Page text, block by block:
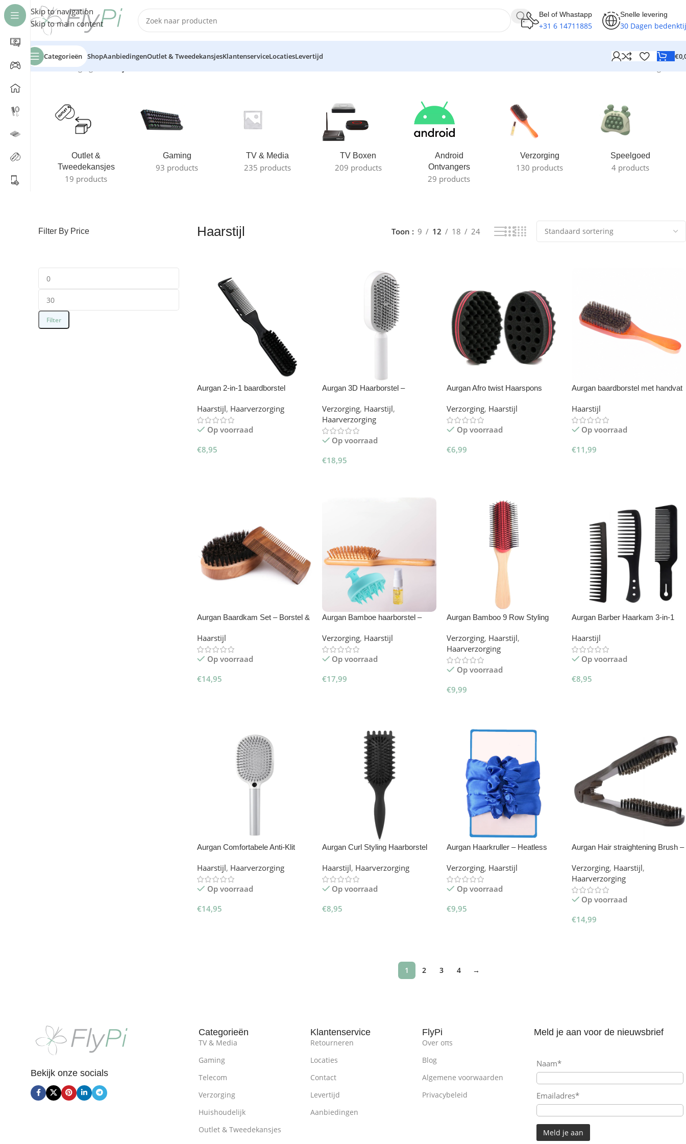
Skip to navigation
Skip to main content
Bel of Whastapp
+31 6 14711885
Snelle levering
30 Dagen
Categorieën ShopAanbiedingenOutlet & TweedekansjesKlantenserviceLocatiesLevertijd €
Home/Verzorging
Outlet &
Tweedekansjes
19 products
Gaming
93 products
TV & Media
235 products
TV Boxen
209 products
Android
Ontvangers
29 products
Verzorging
130 products
Speelgoed
4 products
Filter By Price
Filter
Haarstijl Toon 9 12 18 24
Aurgan 2-in-1 baardborstel
Haarstijl, Haarverzorging
Op voorraad
€8,95
Aurgan 3D Haarborstel –
Verzorging, Haarstijl,
Haarverzorging
Op voorraad
€18,95
Aurgan Afro twist Haarspons
Verzorging, Haarstijl
Op voorraad
€6,99
Aurgan baardborstel met handvat
Haarstijl
Op voorraad
€11,99
Aurgan Baardkam Set – Borstel &
Haarstijl
Op voorraad
€14,95
Aurgan Bamboe haarborstel –
Verzorging, Haarstijl
Op voorraad
€17,99
Aurgan Bamboo 9 Row Styling
Verzorging, Haarstijl,
Haarverzorging
Op voorraad
€9,99
Aurgan Barber Haarkam 3-in-1
Haarstijl
Op voorraad
€8,95
Aurgan Comfortabele Anti-Klit
Haarstijl, Haarverzorging
Op voorraad
€14,95
Aurgan Curl Styling Haarborstel
Haarstijl, Haarverzorging
Op voorraad
€8,95
Aurgan Haarkruller – Heatless
Verzorging, Haarstijl
Op voorraad
€9,95
Aurgan Hair straightening Brush –
Verzorging, Haarstijl,
Haarverzorging
Op voorraad
€14,99
1 2 3 4 →
Bekijk onze socials
Categorieën
TV & Media
Gaming
Telecom
Verzorging
Huishoudelijk
Outlet & Tweedekansjes
Klantenservice
Retourneren
Locaties
Contact
Levertijd
Aanbiedingen
FlyPi
Over oπs
Blog
Algemene voorwaarden
Privacybeleid
Meld je aan voor de nieuwsbrief
Naam*
Emailadres*